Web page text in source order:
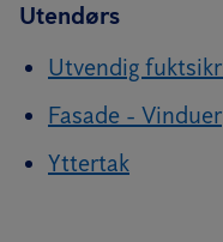
Utendørs
Utvendig
Fasade - Vinduer
Yttertak